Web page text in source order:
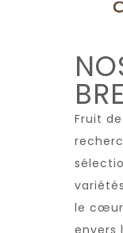
Fruit
le cœur
envers